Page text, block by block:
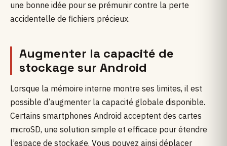
une bonne idée pour se prémunir contre la perte
accidentelle de fichiers précieux.
Augmenter la capacité de
stockage sur Android
Lorsque la mémoire interne montre ses limites, il est
possible d’augmenter la capacité globale disponible.
Certains smartphones Android acceptent des cartes
microSD, une solution simple et efficace pour étendre
l’espace de stockage. Vous pouvez ainsi déplacer